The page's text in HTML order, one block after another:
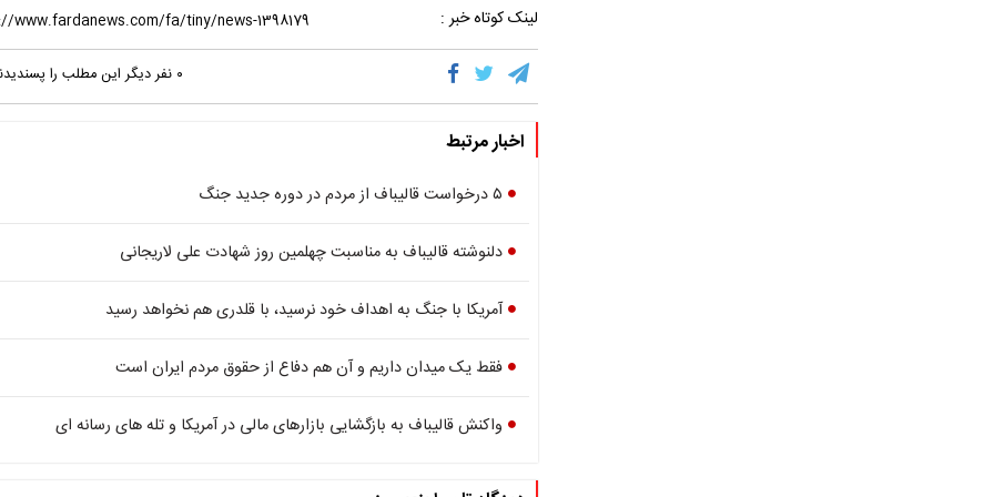
لینک کوتاه خبر :
۰ نفر دیگر این مطلب را
اخبار مرتبط
۵ درخواست قالیباف از مردم در دوره جدید جنگ
دلنوشته قالیباف به مناسبت چهلمین روز شهادت علی لاریجانی
آمریکا با جنگ به اهداف خود نرسید، با قلدری هم نخواهد رسید
فقط یک میدان داریم و آن هم دفاع از حقوق مردم ایران است
واکنش قالیباف به بازگشایی بازارهای مالی در آمریکا و تله های رسانه ای